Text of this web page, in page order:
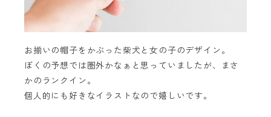
お揃いの帽子をかぶった柴犬と女の子のデザイン。
ぼくの予想では圏外かなぁと思っていましたが、まさ
かのランクイン。
個人的にも好きなイラストなので嬉しいです。